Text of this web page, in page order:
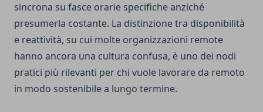
sincrona su fasce orarie specifiche anziché
presumerla costante. La distinzione tra disponibilità
e reattività, su cui molte organizzazioni remote
hanno ancora una cultura confusa, è uno dei nodi
pratici più rilevanti per chi vuole lavorare da remoto
in modo sostenibile a lungo termine.